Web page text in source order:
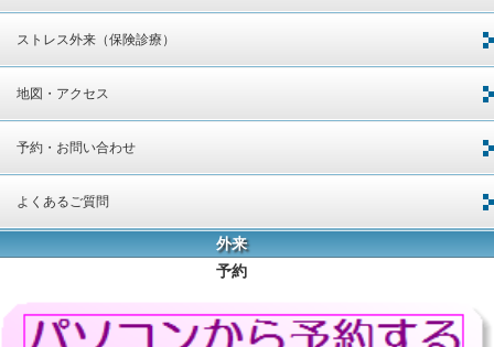
ストレス外来（保険診療）
地図・アクセス
予約・お問い合わせ
よくあるご質問
外来
予約